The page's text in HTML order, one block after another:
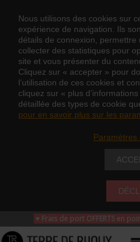
Nous utilisons des cookies sur
expérience de navigation. Ils
détails de connexion, permettre
collecter des statistiques pour
site et vous présenter du
Cliquez sur « accepter » pour
l’utilisation de ces cookies et
cliquez sur « plus
détaillée des types de cookie
pour en savoir plus sur les
Paramètres
♥ Frais de port OFFERTS en